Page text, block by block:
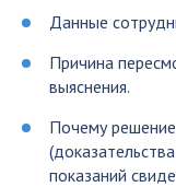
Данные
Причина
выяснения.
Почему
показаний